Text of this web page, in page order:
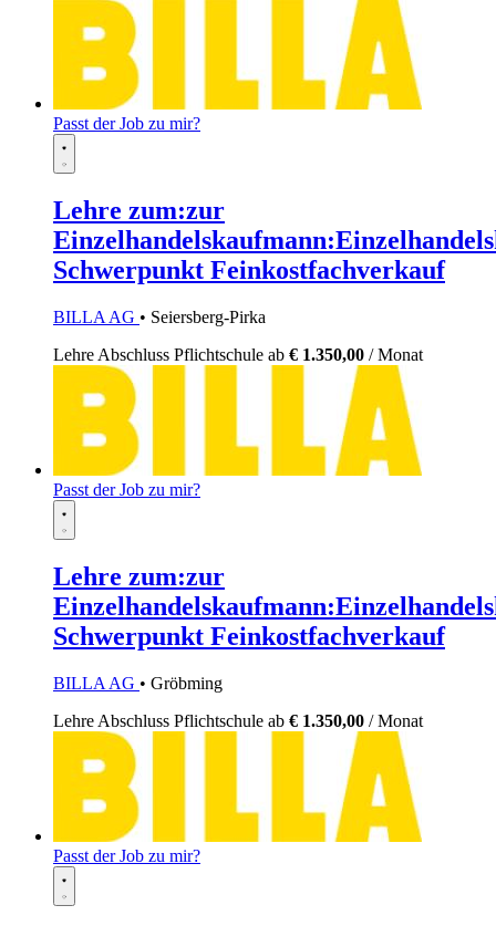
Passt der Job zu mir?
Lehre zum:zur
Schwerpunkt Feinkostfachverkauf
BILLA AG • Seiersberg-Pirka
Lehre Abschluss Pflichtschule ab € 1.350,00 / Monat
Passt der Job zu mir?
Lehre zum:zur
Schwerpunkt Feinkostfachverkauf
BILLA AG • Gröbming
Lehre Abschluss Pflichtschule ab € 1.350,00 / Monat
Passt der Job zu mir?